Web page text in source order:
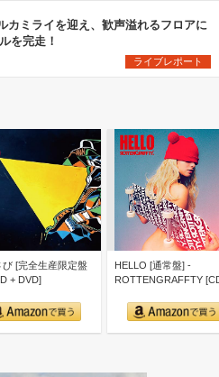
カミライを迎え、歓声溢れるフロアに
を完走！
ライブレポート
び [完全生産限定盤
+ DVD]
HELLO [通常盤] -
ROTTENGRAFFTY